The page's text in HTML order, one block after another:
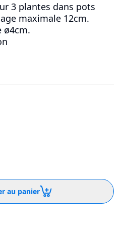
3 plantes dans pots
maximale 12cm.
ø4cm.
au panier